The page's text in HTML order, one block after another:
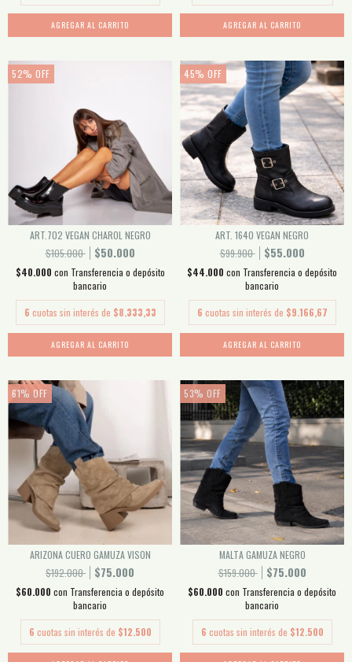
AGREGAR AL CARRITO AGREGAR AL CARRITO
52% OFF
ART.702 VEGAN CHAROL NEGRO
$105.000
$50.000
$40.000 con Transferencia o depósito
bancario
6 cuotas sin interés de $8.333,33
AGREGAR AL CARRITO
45% OFF
ART. 1640 VEGAN NEGRO
$99.900
$55.000
$44.000 con Transferencia o depósito
bancario
6 cuotas sin interés de $9.166,67
AGREGAR AL CARRITO
61% OFF
ARIZONA CUERO GAMUZA VISON
$192.000
$75.000
$60.000 con Transferencia o depósito
bancario
6 cuotas sin interés de $12.500
53% OFF
MALTA GAMUZA NEGRO
$159.000
$75.000
$60.000 con Transferencia o depósito
bancario
6 cuotas sin interés de $12.500